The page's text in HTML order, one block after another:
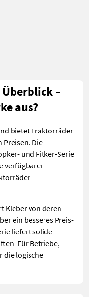
–
aus?
bietet Traktorräder
Preisen. Die
und Fitker-Serie
verfügbaren
Kleber von deren
ein besseres Preis-
liefert solide
Für Betriebe,
die logische